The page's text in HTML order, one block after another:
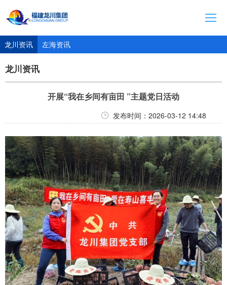
首页
资讯动态
联系方式
人才招聘
福州左海海底世界
龙川资讯 左海资讯
龙川资讯
开展“我在乡间有亩田 ”主题党日活动
发布时间：2026-03-12 14:48